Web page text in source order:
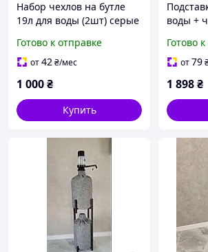
Набор чехлов на бутле
19л для воды (2шт) серые
Готово к отправке
от42₴/мес
1 000₴
Купить
воды +
Готово
от79
1 898₴